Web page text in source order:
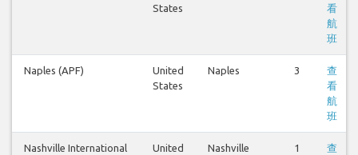
States
看
航
班
Naples (APF)
United
States
Naples 3
查
看
航
班
Nashville International
United
Nashville 1
查